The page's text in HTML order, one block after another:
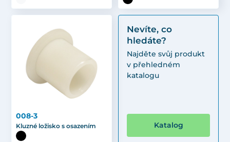
008-3
Kluzné ložisko s osazením
Nevíte, co
hledáte?
Najděte svůj produkt
v přehledném
katalogu
Katalog